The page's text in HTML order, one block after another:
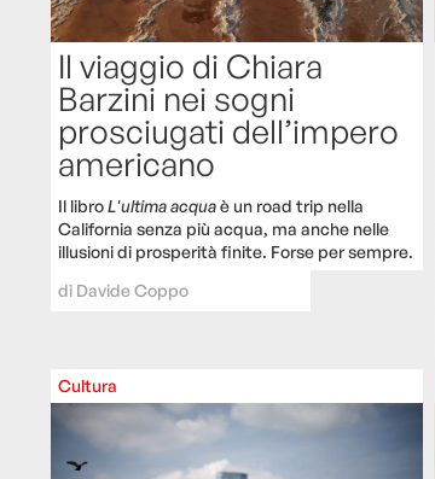
Il viaggio di Chiara
Barzini nei sogni
prosciugati dell’impero
americano
Il libroL'ultima acquaè un road trip nella
California senza più acqua, ma anche nelle
illusioni di prosperità finite. Forse per sempre.
di Davide Coppo
Cultura